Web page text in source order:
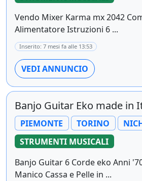
Vendo Mixer Karma mx 2042
Alimentatore Istruzioni 6 ...
Inserito: 7 mesi fa alle 13:53
VEDI ANNUNCIO
Banjo Guitar Eko made in
PIEMONTE TORINO
STRUMENTI MUSICALI
Banjo Guitar 6 Corde eko Anni
Manico Cassa e Pelle in ...